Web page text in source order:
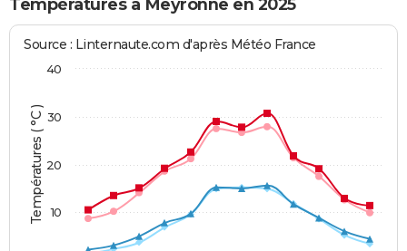
Températures à Meyronne en 2025
Températures ( °C )
Source : Linternaute.com d'après Météo France
10
20
30
40